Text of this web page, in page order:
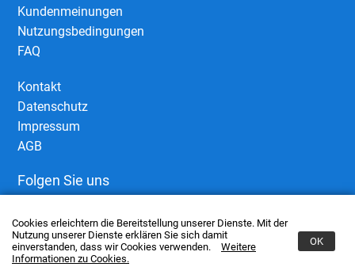
Cookies erleichtern die Bereitstellung unserer Dienste. Mit der
Nutzung unserer Dienste erklären Sie sich damit
einverstanden, dass wir Cookies verwenden.
Weitere
Informationen zu Cookies.
OK
Kundenmeinungen
Nutzungsbedingungen
FAQ
Kontakt
Datenschutz
Impressum
AGB
Folgen Sie uns